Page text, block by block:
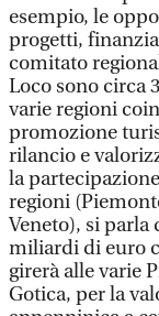
esempio, le
progetti,
comitato
Loco sono circa
varie regioni
promozione
rilancio e
la
regioni
Veneto), si
miliardi di euro
girerà alle varie
Gotica, per la